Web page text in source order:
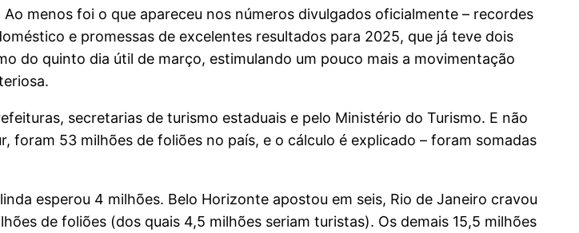
menos foi o que apareceu nos números divulgados oficialmente – recordes
e promessas de excelentes resultados para 2025, que já teve dois
do quinto dia útil de março, estimulando um pouco mais a movimentação
secretarias de turismo estaduais e pelo Ministério do Turismo. E não
foram 53 milhões de foliões no país, e o cálculo é explicado – foram somadas
esperou 4 milhões. Belo Horizonte apostou em seis, Rio de Janeiro cravou
de foliões (dos quais 4,5 milhões seriam turistas). Os demais 15,5 milhões